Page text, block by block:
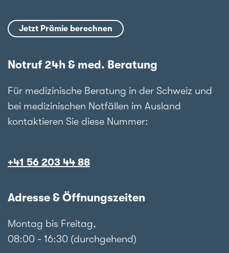
Jetzt Prämie berechnen
Notruf 24h & med. Beratung
Für medizinische Beratung in der Schweiz und
bei medizinischen Notfällen im Ausland
kontaktieren Sie diese Nummer:
+41 56 203 44 88
Adresse & Öffnungszeiten
Montag bis Freitag,
08:00 - 16:30 (durchgehend)